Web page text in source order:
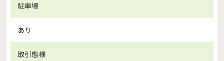
駐車場
あり
取引態様